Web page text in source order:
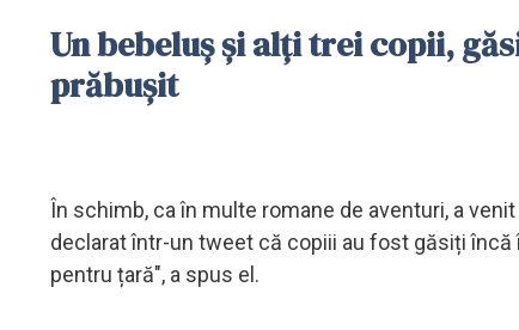
Un bebeluș și alți trei copii,
prăbușit
În schimb, ca în multe romane de aventuri, a
declarat într-un tweet că copiii au fost găsiți încă
pentru țară", a spus el.